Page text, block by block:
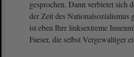
gesprochen. Dann verbietet sich
der Zeit des Nationalsozialismus
ist eben Ihre linksextreme
Faeser, die selbst Vergewaltiger